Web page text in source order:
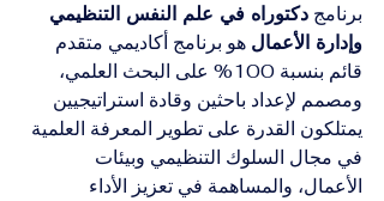
برنامج دكتوراه في علم النفس التنظيمي
وإدارة الأعمال هو برنامج أكاديمي متقدم
قائم بنسبة 100% على البحث العلمي،
ومصمم لإعداد باحثين وقادة استراتيجيين
يمتلكون القدرة على تطوير المعرفة العلمية
في مجال السلوك التنظيمي وبيئات
الأعمال، والمساهمة في تعزيز الأداء